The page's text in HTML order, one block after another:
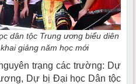
dân tộc Trung ương biểu diên
giảng năm học mới
trạng các trường: Dự
Dự bị Đại học Dân tộc